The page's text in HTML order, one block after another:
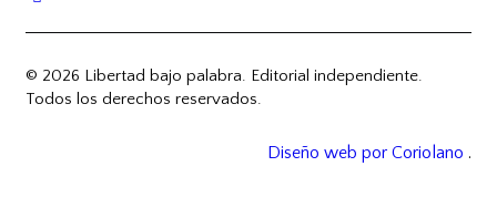
© 2026 Libertad bajo palabra. Editorial independiente.
Todos los derechos reservados.
Diseño web por Coriolano .